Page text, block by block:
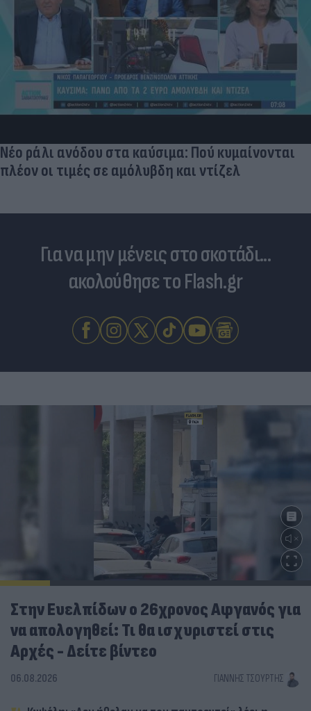
Νέο ράλι ανόδου στα καύσιμα: Πού κυμαίνονται
πλέον οι τιμές σε αμόλυβδη και ντίζελ
Για να μην μένεις στο σκοτάδι...
ακολούθησε το Flash.gr
Στην Ευελπίδων ο 26χρονος Αφγανός για
να απολογηθεί: Τι θα ισχυριστεί στις
Αρχές - Δείτε βίντεο
06.08.2026 ΓΙΆΝΝΗΣ ΤΣΟΎΡΤΗΣ